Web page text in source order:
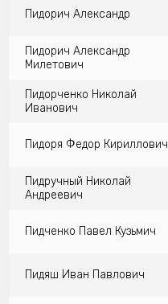
Пидорич Александр
Пидорич Александр
Милетович
Пидорченко Николай
Иванович
Пидоря Федор Кириллович
Пидручный Николай
Андреевич
Пидченко Павел Кузьмич
Пидяш Иван Павлович